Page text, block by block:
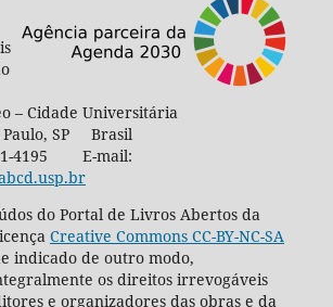
– Cidade Universitária
Paulo, SP Brasil
4195 E-mail:
do Portal de Livros Abertos da
Creative Commons CC-BY-NC-SA
indicado de outro modo,
os direitos irrevogáveis
e organizadores das obras e da